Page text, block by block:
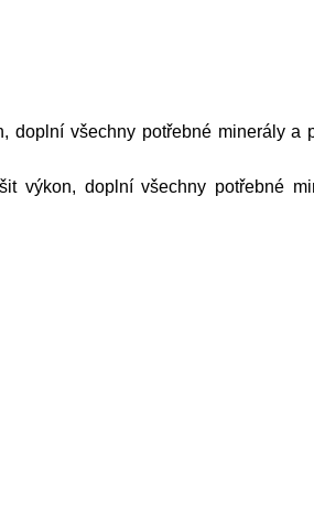
doplní všechny potřebné minerály a
výkon, doplní všechny potřebné